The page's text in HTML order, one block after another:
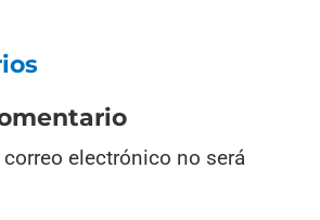
electrónico no será